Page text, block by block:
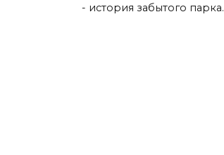
- история забытого парка.